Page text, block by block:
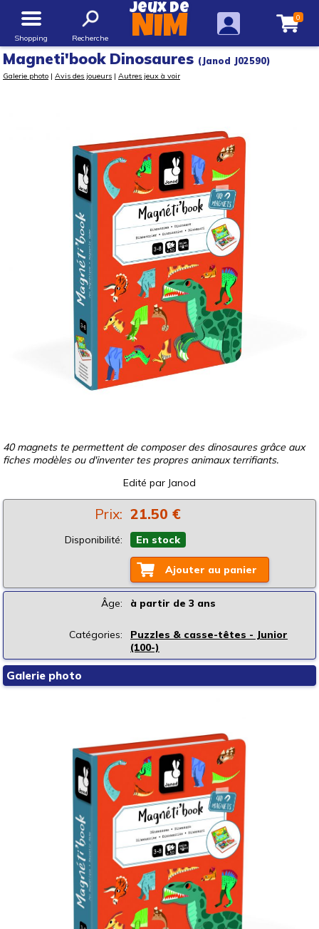
Shopping Recherche
Jeux de
NIM 0
Magneti'book Dinosaures (Janod J02590)
Galerie photo | Avis des joueurs | Autres jeux à voir
40 magnets te permettent de composer des dinosaures grâce aux
fiches modèles ou d'inventer tes propres animaux terrifiants.
Edité par Janod
Prix: 21.50 €
Disponibilité: En stock
Ajouter au panier
Âge: à partir de 3 ans
Catégories:
Puzzles & casse-têtes - Junior
(100-)
Galerie photo